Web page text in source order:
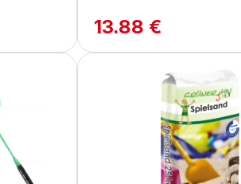
13.88 €